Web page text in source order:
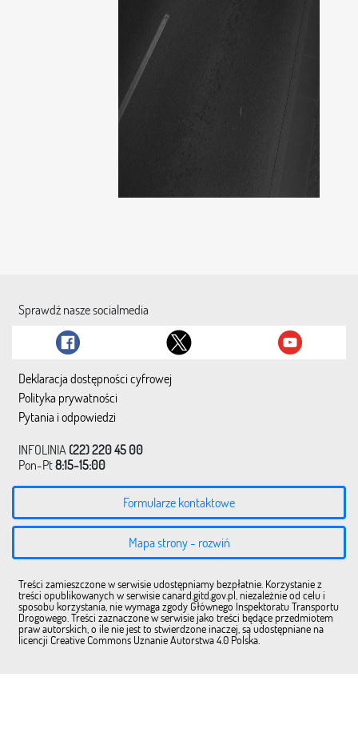
Sprawdź nasze socialmedia
Deklaracja dostępności cyfrowej
Polityka prywatności
Pytania i odpowiedzi
INFOLINIA (22) 220 45 00
Pon-Pt8:15-15:00
Formularze kontaktowe
Mapa strony - rozwiń
Treści zamieszczone w serwisie udostępniamy bezpłatnie. Korzystanie z
treści opublikowanych w serwisie canard.gitd.gov.pl, niezależnie od celu i
sposobu korzystania, nie wymaga zgody Głównego Inspektoratu Transportu
Drogowego. Treści zaznaczone w serwisie jako treści będące przedmiotem
praw autorskich, o ile nie jest to stwierdzone inaczej, są udostępniane na
licencji Creative Commons Uznanie Autorstwa 4.0 Polska.